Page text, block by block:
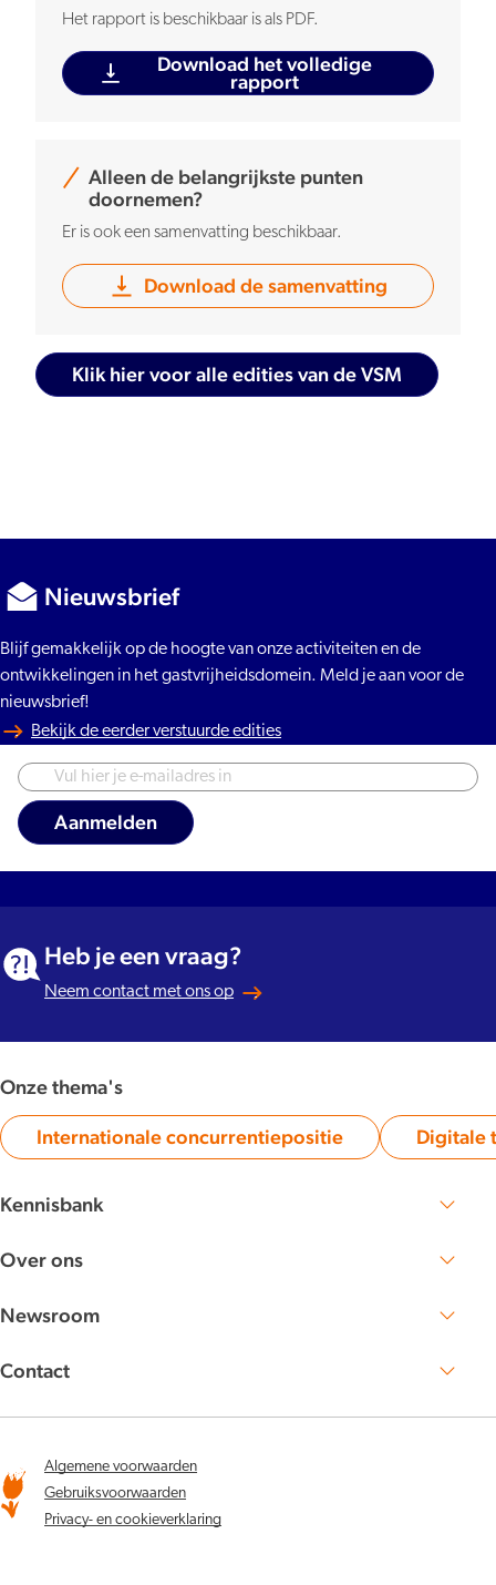
Het rapport is beschikbaar is als PDF.
Download het volledige
rapport
Alleen de belangrijkste punten
doornemen?
Er is ook een samenvatting beschikbaar.
Download de samenvatting
Klik hier voor alle edities van de VSM
Nieuwsbrief
Blijf gemakkelijk op de hoogte van onze activiteiten en de
ontwikkelingen in het gastvrijheidsdomein. Meld je aan voor de
nieuwsbrief!
Bekijk de eerder verstuurde edities
Heb je een vraag?
Neem contact met ons op
Onze thema's
Category:
Internationale concurrentiepositie Digitale
Kennisbank
Over ons
Werken bij
Newsroom
Persberichten
Contact
Algemene voorwaarden
Gebruiksvoorwaarden
Privacy- en cookieverklaring